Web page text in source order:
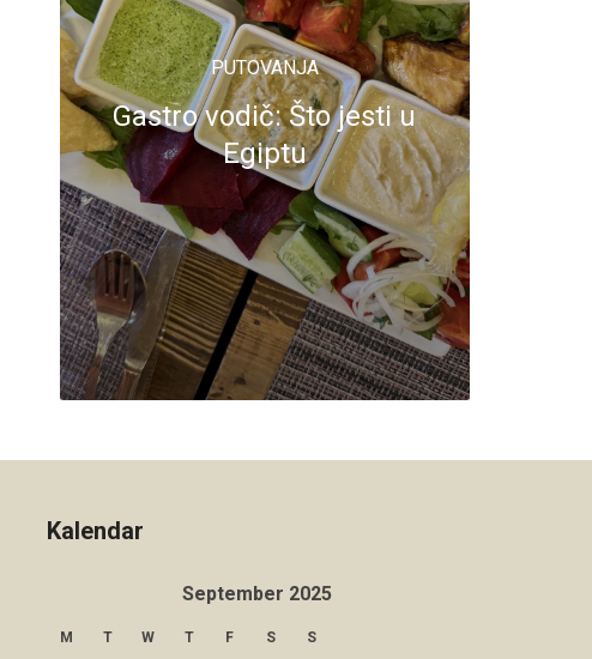
PUTOVANJA
Gastro vodič: Što jesti u
Egiptu
Kalendar
September 2025
M T W T F S S